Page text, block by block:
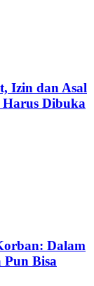
Izin dan Asal
Dibuka
Dalam
Pun Bisa